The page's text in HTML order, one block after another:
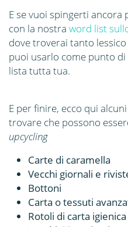
E se vuoi spingerti
con la nostra word list
dove troverai tanto
puoi usarlo come punto
lista tutta tua.
E per finire, ecco qui
trovare che possono
upcycling
Carte di caramella
Vecchi giornali e
Bottoni
Carta o tessuti
Rotoli di carta